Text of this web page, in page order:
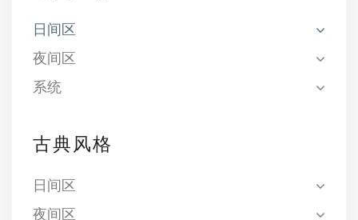
日间区
夜间区
系统
古典风格
日间区
夜间区